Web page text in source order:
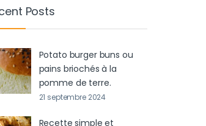
Posts
Potato burger buns ou
pains briochés à la
pomme de terre.
21 septembre 2024
Recette simple et